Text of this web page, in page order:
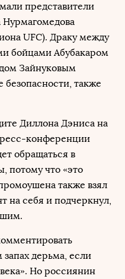
представители
UFC). Драку между
бойцами Абубакаром
Зайнуковым
также
Диллона Дэниса на
конференции
обращаться в
потому что «это
также взял
на себя и подчеркнул,
дерьма, если
Но россиянин